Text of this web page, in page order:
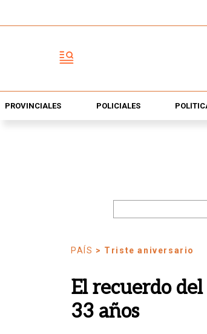
PROVINCIALES POLICIALES
PAÍS > Triste aniversario
El recuerdo
33 años